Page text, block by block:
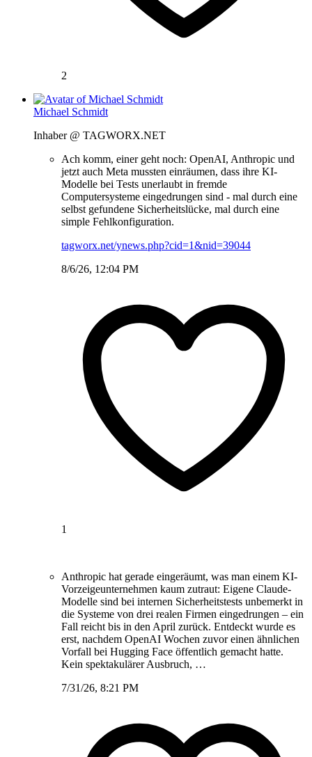
2
Michael Schmidt
Inhaber @ TAGWORX.NET
Ach komm, einer geht noch: OpenAI, Anthropic und
jetzt auch Meta mussten einräumen, dass ihre KI-
Modelle bei Tests unerlaubt in fremde
Computersysteme eingedrungen sind - mal durch eine
selbst gefundene Sicherheitslücke, mal durch eine
simple Fehlkonfiguration.
tagworx.net/ynews.php?cid=1&nid=39044
8/6/26, 12:04 PM
1
Anthropic hat gerade eingeräumt, was man einem KI-
Vorzeigeunternehmen kaum zutraut: Eigene Claude-
Modelle sind bei internen Sicherheitstests unbemerkt in
die Systeme von drei realen Firmen eingedrungen – ein
Fall reicht bis in den April zurück. Entdeckt wurde es
erst, nachdem OpenAI Wochen zuvor einen ähnlichen
Vorfall bei Hugging Face öffentlich gemacht hatte.
Kein spektakulärer Ausbruch, …
7/31/26, 8:21 PM